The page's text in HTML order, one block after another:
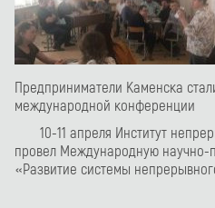
Предприниматели Каменска
международной конференции
10-11 апреля Институт
провел Международную
«Развитие системы